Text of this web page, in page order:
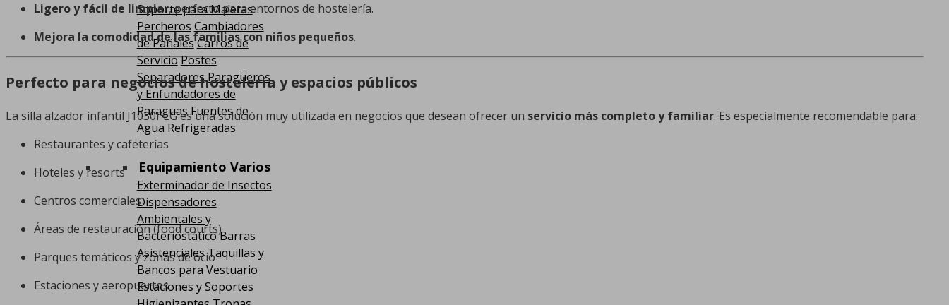
Soporte para Maletas
Percheros Cambiadores
de Pañales Carros de
ServicioPostes
SeparadoresParagüeros
y Enfundadores de
ParaguasFuentes de
Agua Refrigeradas
Equipamiento Varios
Exterminador de Insectos
Dispensadores
Ambientales y
BacteriostáticoBarras
AsistencialesTaquillas y
Bancos para Vestuario
Estaciones y Soportes
Ligero y fácil de limpiar, perfecto para entornos de hostelería.
Mejora la comodidad de las familias con niños pequeños.
Perfecto para negocios de hostelería y espacios públicos
La silla alzador infantil J1030PLG es una solución muy utilizada en negocios que desean ofrecer un servicio más completo y familiar. Es especialmente recomendable para:
Restaurantes y cafeterías
Hoteles y resorts
Centros comerciales
Áreas de restauración (food courts)
Parques temáticos y zonas de ocio
Estaciones y aeropuertos